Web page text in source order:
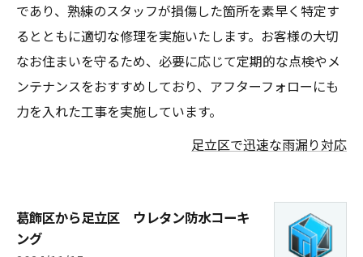
であり、熟練のスタッフが損傷した箇所を素早く特定す
るとともに適切な修理を実施いたします。お客様の大切
なお住まいを守るため、必要に応じて定期的な点検やメ
ンテナンスをおすすめしており、アフターフォローにも
力を入れた工事を実施しています。
足立区で迅速な雨漏り対応
葛飾区から足立区 ウレタン防水コーキ
ング